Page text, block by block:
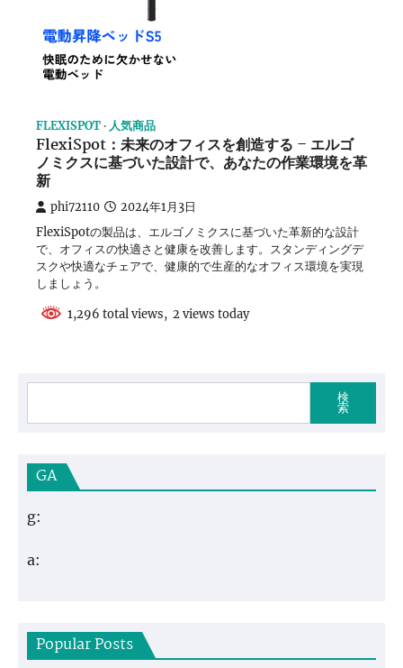
FLEXISPOT 人気商品
FlexiSpot：未来のオフィスを創造する – エルゴ
ノミクスに基づいた設計で、あなたの作業環境を革
新
phi72110 2024年1月3日
FlexiSpotの製品は、エルゴノミクスに基づいた革新的な設計
で、オフィスの快適さと健康を改善します。スタンディングデ
スクや快適なチェアで、健康的で生産的なオフィス環境を実現
しましょう。
1,296 total views, 2 views today
検
索
GA
g:
a:
Popular Posts